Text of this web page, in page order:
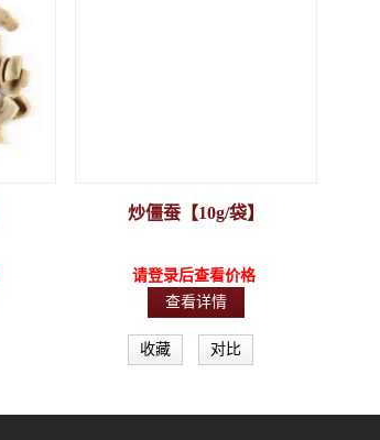
炒僵蚕【10g/袋】
请登录后查看价格
查看详情
收藏 对比